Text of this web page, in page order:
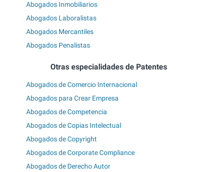
Abogados Inmobiliarios
Abogados Laboralistas
Abogados Mercantiles
Abogados Penalistas
Otras especialidades de Patentes
Abogados de Comercio Internacional
Abogados para Crear Empresa
Abogados de Competencia
Abogados de Copias Intelectual
Abogados de Copyright
Abogados de Corporate Compliance
Abogados de Derecho Autor